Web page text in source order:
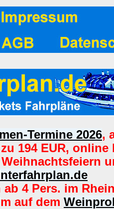
Termine 2026,
194 EUR, online
4 Pers. im
auf dem